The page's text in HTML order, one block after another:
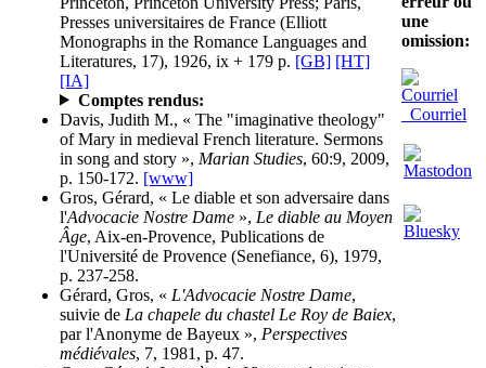
Presses universitaires de France (Elliott
Monographs in the Romance Languages and
Literatures, 17), 1926, ix + 179 p. [GB] [HT]
[IA]
Comptes rendus:
Davis, Judith M., « The "imaginative theology"
of Mary in medieval French literature. Sermons
in song and story », Marian Studies, 60:9, 2009,
p. 150-172. [www]
Gros, Gérard, « Le diable et son adversaire dans
l'Advocacie Nostre Dame », Le diable au Moyen
Âge, Aix-en-Provence, Publications de
l'Université de Provence (Senefiance, 6), 1979,
p. 237-258.
Gérard, Gros, « L'Advocacie Nostre Dame,
suivie de La chapele du chastel Le Roy de Baiex,
par l'Anonyme de Bayeux », Perspectives
médiévales, 7, 1981, p. 47.
une
omission:
Courriel